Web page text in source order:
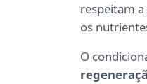
respeitam
os
O